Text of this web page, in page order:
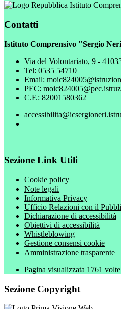
Istituto
Contatti
Istituto Comprensivo "Sergio
Via del Volontariato, 9 -
Tel: 0535 54710
Email:
PEC:
C.F.: 82001580362
Sezione Link Utili
Cookie policy
Note legali
Informativa Privacy
Ufficio Relazioni con il
Dichiarazione di accessibilità
Obiettivi di accessibilità
Whistleblowing
Gestione consensi cookie
Amministrazione trasparente
Pagina visualizzata 1761 volte
Sezione Copyright